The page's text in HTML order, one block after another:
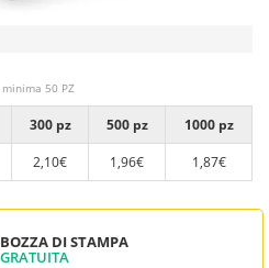
50 PZ
300 pz 500 pz
1000 pz
2,10€ 1,96€ 1,87€
BOZZA DI STAMPA
GRATUITA